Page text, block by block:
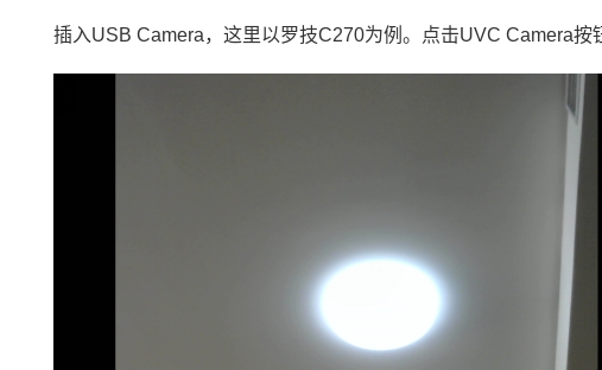
插入USB Camera，这里以罗技C270为例。点击UVC Camera按